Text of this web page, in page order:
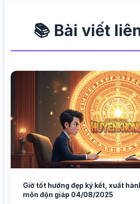
📚 Bài viết
Giờ tốt hướng đẹp ký kết, xuất
môn độn giáp 04/08/2025